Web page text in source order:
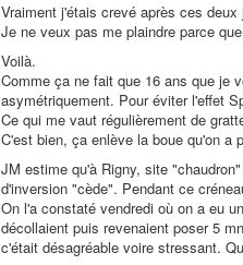
Vraiment j'étais crevé après ces deux
Je ne veux pas me plaindre parce
Voilà.
Comme ça ne fait que 16 ans que je
asymétriquement. Pour éviter l'effet
Ce qui me vaut régulièrement de
C'est bien, ça enlève la boue qu'on
JM estime qu'à Rigny, site
d'inversion "cède". Pendant ce
On l'a constaté vendredi où on a eu
décollaient puis revenaient poser 5
c'était désagréable voire stressant.